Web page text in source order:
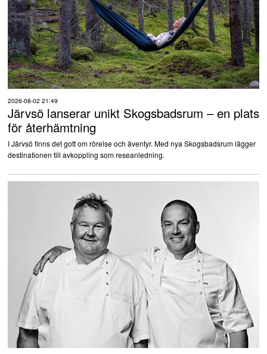
2026-08-02 21:49
Järvsö lanserar unikt Skogsbadsrum – en plats
för återhämtning
I Järvsö finns det gott om rörelse och äventyr. Med nya Skogsbadsrum lägger
destinationen till avkoppling som reseanledning.